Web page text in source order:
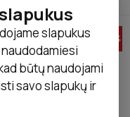
%
slapukus
būtų naudojami
savo slapukų ir